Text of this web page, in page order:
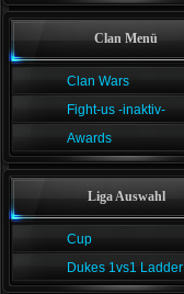
Clan Menü
Clan Wars
Fight-us -inaktiv-
Awards
Liga Auswahl
Cup
Dukes 1vs1 Ladder